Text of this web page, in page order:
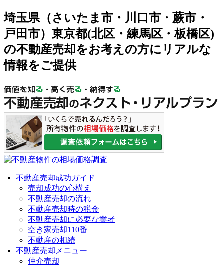
埼玉県（さいたま市・川口市・蕨市・
戸田市）東京都(北区・練馬区・板橋区)
の不動産売却をお考えの方にリアルな
情報をご提供
不動産売却成功ガイド
売却成功の心構え
不動産売却の流れ
不動産売却時の税金
不動産売却に必要な業者
空き家売却110番
不動産の相続
不動産売却メニュー
仲介売却